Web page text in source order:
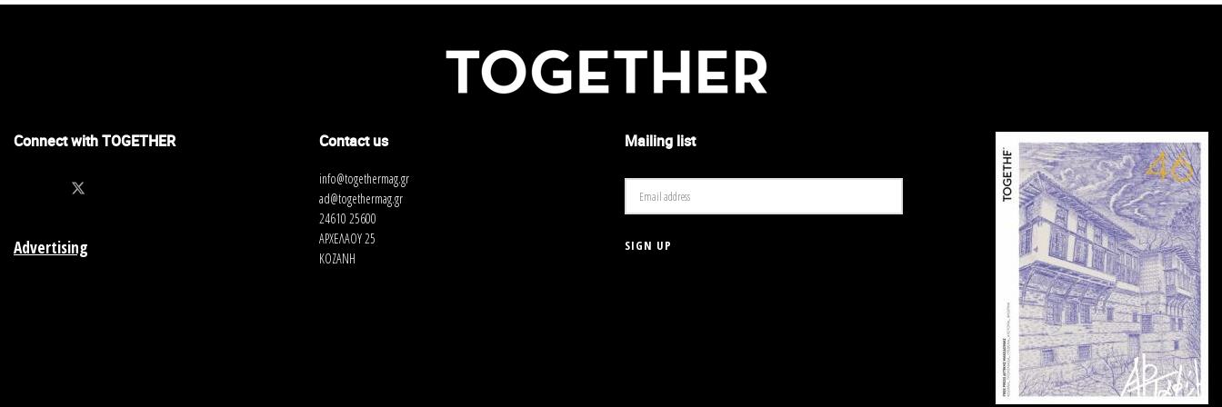
Connect with TOGETHER
Advertising
Contact us
info@togethermag.gr
ad@togethermag.gr
24610 25600
ΑΡΧΕΛΑΟΥ 25
ΚΟΖΑΝΗ
Mailing list